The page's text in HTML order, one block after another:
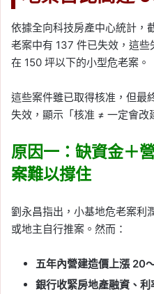
依據全向科技房產中心統計，
老案中有 137 件已失效，這
在 150 坪以下的小型危老案。
這些案件雖已取得核准，但最
失效，顯示「核准 ≠ 一定會改
原因一：缺資金＋
案難以撐住
劉永昌指出，小基地危老案利
或地主自行推案。然而：
五年內營建造價上漲 20
銀行收緊房地產融資、利